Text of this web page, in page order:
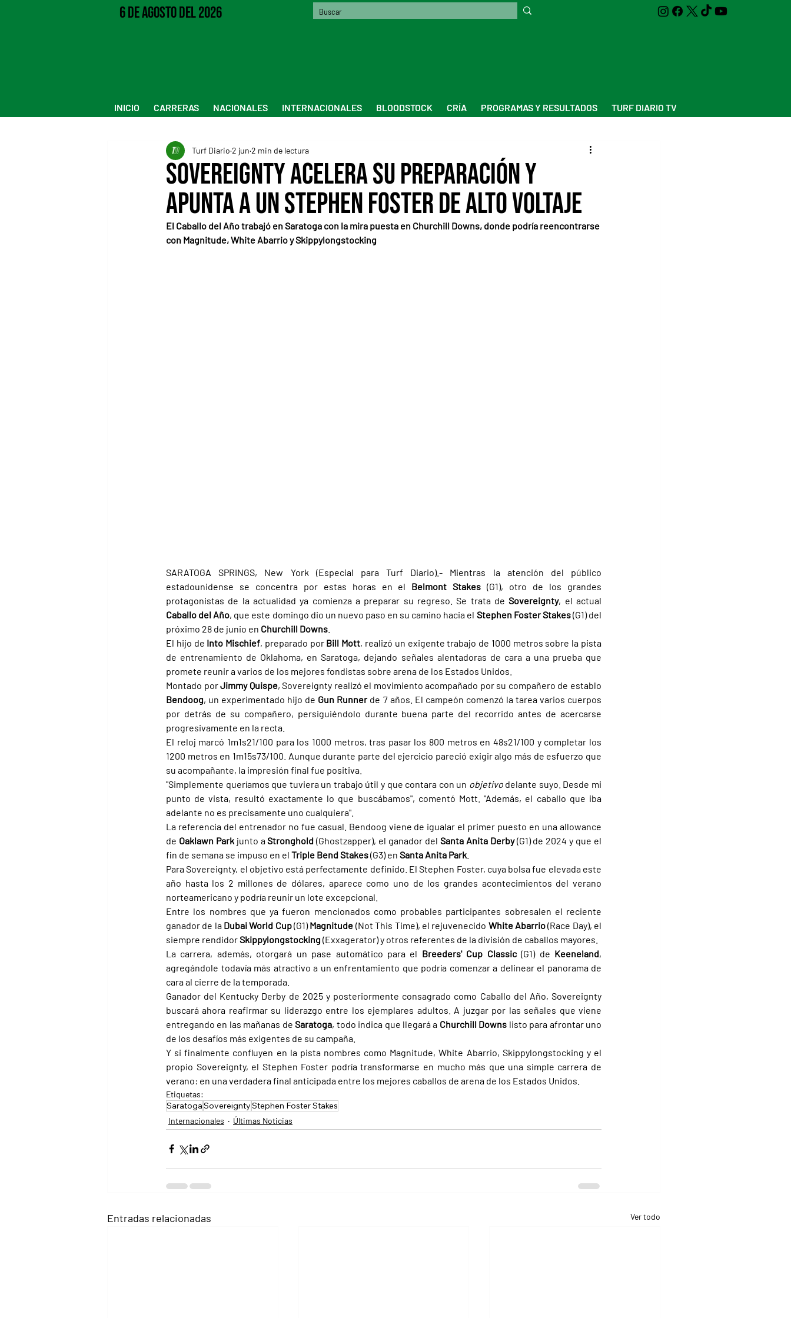
6 de Agosto del 2026
INICIO CARRERAS NACIONALES INTERNACIONALES BLOODSTOCK CRÍA PROGRAMAS Y RESULTADOS TURF DIARIO TV
Sovereignty acelera su preparación y
apunta a un Stephen Foster de alto voltaje
Turf Diario 2 jun 2 min de lectura
El Caballo del Año trabajó en Saratoga con la mira puesta en Churchill Downs, donde podría reencontrarse
con Magnitude, White Abarrio y Skippylongstocking
SARATOGA SPRINGS, New York (Especial para Turf Diario).- Mientras la atención del público
estadounidense se concentra por estas horas en el Belmont Stakes (G1), otro de los grandes
protagonistas de la actualidad ya comienza a preparar su regreso. Se trata de Sovereignty
Caballo del Año, que este domingo dio un nuevo paso en su camino hacia el Stephen Foster Stakes (G1) del
próximo 28 de junio en Churchill Downs
El hijo de Into Mischief, preparado por Bill Mott, realizó un exigente trabajo de 1000 metros sobre la pista
de entrenamiento de Oklahoma, en Saratoga, dejando señales alentadoras de cara a una prueba que
promete reunir a varios de los mejores fondistas sobre arena de los Estados Unidos.
Montado por Jimmy Quispe
Bendoog, un experimentado hijo de Gun Runner de 7 años. El campeón comenzó la tarea varios cuerpos
por detrás de su compañero, persiguiéndolo durante buena parte del recorrido antes de acercarse
progresivamente en la recta.
El reloj marcó 1m1s21/100 para los 1000 metros, tras pasar los 800 metros en 48s21/100 y completar los
1200 metros en 1m15s73/100. Aunque durante parte del ejercicio pareció exigir algo más de esfuerzo que
su acompañante, la impresión final fue positiva.
"Simplemente queríamos que tuviera un trabajo útil y que contara con un objetivo delante suyo. Desde mi
punto de vista, resultó exactamente lo que buscábamos", comentó Mott. "Además, el caballo que iba
adelante no es precisamente uno cualquiera".
La referencia del entrenador no fue casual. Bendoog viene de igualar el primer puesto en una allowance
de Oaklawn Park junto a Stronghold (Ghostzapper), el ganador del Santa Anita Derby (G1) de 2024 y que el
fin de semana se impuso en el Triple Bend Stakes (G3) en Santa Anita Park
Para Sovereignty, el objetivo está perfectamente definido. El Stephen Foster, cuya bolsa fue elevada este
año hasta los 2 millones de dólares, aparece como uno de los grandes acontecimientos del verano
norteamericano y podría reunir un lote excepcional.
Entre los nombres que ya fueron mencionados como probables participantes sobresalen el reciente
ganador de la Dubai World Cup (G1) Magnitude (Not This Time), el rejuvenecido White Abarrio (Race Day), el
siempre rendidor Skippylongstocking (Exxagerator) y otros referentes de la división de caballos mayores.
La carrera, además, otorgará un pase automático para el Breeders' Cup Classic (G1) de Keeneland,
agregándole todavía más atractivo a un enfrentamiento que podría comenzar a delinear el panorama de
cara al cierre de la temporada.
Ganador del Kentucky Derby de 2025 y posteriormente consagrado como Caballo del Año, Sovereignty
buscará ahora reafirmar su liderazgo entre los ejemplares adultos. A juzgar por las señales que viene
entregando en las mañanas de Saratoga, todo indica que llegará a Churchill Downs listo para afrontar uno
de los desafíos más exigentes de su campaña.
Y si finalmente confluyen en la pista nombres como Magnitude, White Abarrio, Skippylongstocking y el
propio Sovereignty, el Stephen Foster podría transformarse en mucho más que una simple carrera de
verano: en una verdadera final anticipada entre los mejores caballos de arena de los Estados Unidos.
Etiquetas:
SaratogaSovereigntyStephen Foster Stakes
Internacionales Últimas Noticias
Entradas relacionadas Ver todo